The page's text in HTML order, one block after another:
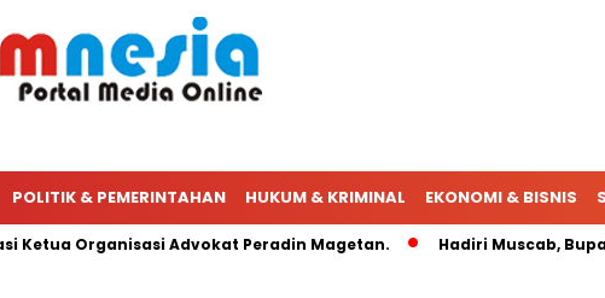
POLITIK & PEMERINTAHAN HUKUM & KRIMINAL EKONOMI & BISNIS
Organisasi Advokat Peradin Magetan. Hadiri Muscab, Bupati